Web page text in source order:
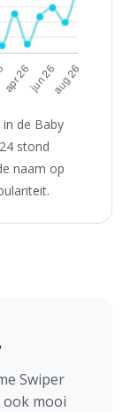
de Baby
stond
naam op
Swiper
mooi